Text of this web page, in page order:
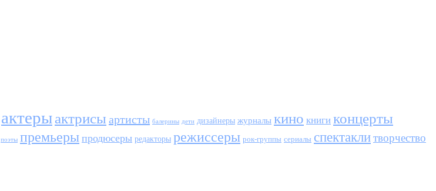
актерыактрисы артисты балерины дети дизайнеры журналы кино книги концерты
поэты премьеры продюсеры редакторы режиссеры рок-группы сериалы спектаклитворчество